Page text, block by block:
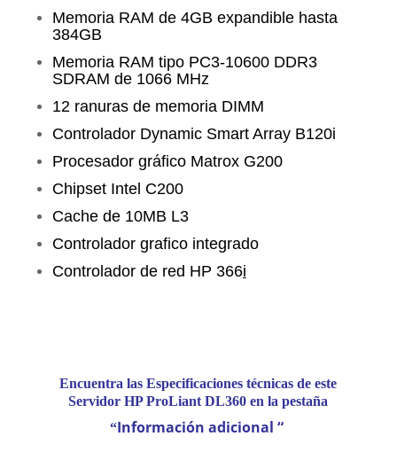
Memoria RAM de 4GB expandible hasta
384GB
Memoria RAM tipo PC3-10600 DDR3
SDRAM de 1066 MHz
12 ranuras de memoria DIMM
Controlador Dynamic Smart Array B120i
Procesador gráfico Matrox G200
Chipset Intel C200
Cache de 10MB L3
Controlador grafico integrado
Controlador de red HP 366i
Encuentra las Especificaciones técnicas de este
Servidor HP ProLiant DL360 en la pestaña
“Información adicional “